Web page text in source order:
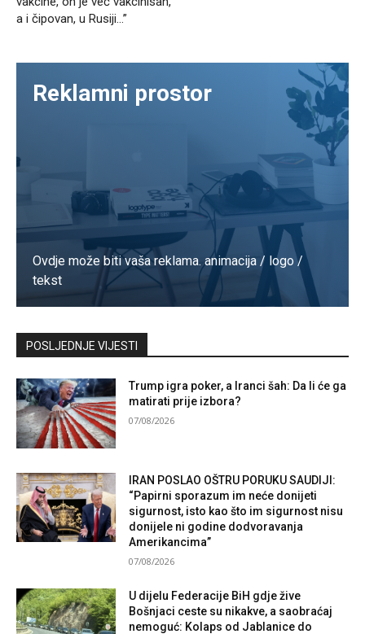
a i čipovan, u Rusiji…”
Reklamni prostor
Ovdje može biti vaša reklama. animacija / logo /
tekst
Kontaktirajte nas
POSLJEDNJE VIJESTI
Trump igra poker, a Iranci šah: Da li će ga
matirati prije izbora?
07/08/2026
IRAN POSLAO OŠTRU PORUKU SAUDIJI:
“Papirni sporazum im neće donijeti
sigurnost, isto kao što im sigurnost nisu
donijele ni godine dodvoravanja
Amerikancima”
07/08/2026
U dijelu Federacije BiH gdje žive
Bošnjaci ceste su nikakve, a saobraćaj
nemoguć: Kolaps od Jablanice do